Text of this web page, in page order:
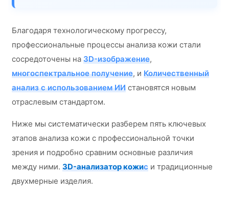
Благодаря технологическому прогрессу,
профессиональные процессы анализа кожи стали
сосредоточены на 3D-изображение,
многоспектральное получение, и Количественный
анализ с использованием ИИстановятся новым
отраслевым стандартом.
Ниже мы систематически разберем пять ключевых
этапов анализа кожи с профессиональной точки
зрения и подробно сравним основные различия
между ними. 3D-анализатор кожиси традиционные
двухмерные изделия.